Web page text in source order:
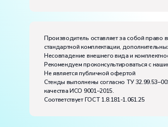
Производитель оставляет за собой право
стандартной комплектации,
Несовпадение внешнего вида и
Рекомендуем проконсультироваться с
Не является публичной офертой
Стенды выполнены согласно ТУ
качества ИСО 9001–2015.
Соответствует ГОСТ 1.8.181-1.061.25